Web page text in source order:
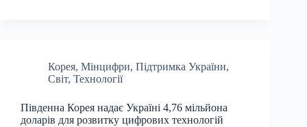
Корея, Мінцифри, Підтримка України,
Світ, Технології
Південна Корея надає Україні 4,76 мільйона
доларів для розвитку цифрових технологій